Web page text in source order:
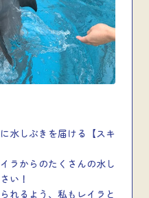
水しぶきを届ける【スキ
ラからのたくさんの水し
い！
れるよう、私もレイラと